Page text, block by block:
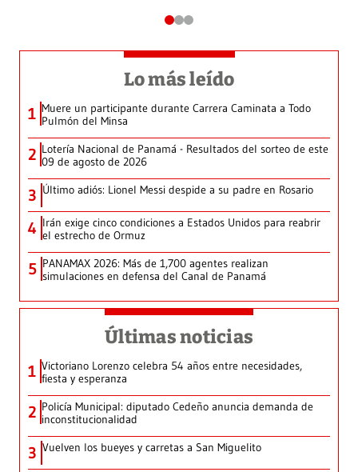
Lo más leído
1 Muere un participante durante Carrera Caminata a Todo
Pulmón del Minsa
2 Lotería Nacional de Panamá - Resultados del sorteo de este
09 de agosto de 2026
3 Último adiós: Lionel Messi despide a su padre en Rosario
4 Irán exige cinco condiciones a Estados Unidos para reabrir
el estrecho de Ormuz
5 PANAMAX 2026: Más de 1,700 agentes realizan
simulaciones en defensa del Canal de Panamá
Últimas noticias
1 Victoriano Lorenzo celebra 54 años entre necesidades,
fiesta y esperanza
2 Policía Municipal: diputado Cedeño anuncia demanda de
inconstitucionalidad
3 Vuelven los bueyes y carretas a San Miguelito